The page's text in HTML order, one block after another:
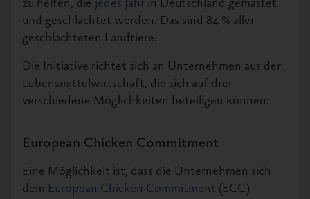
zu helfen, die jedes Jahr in Deutschland gemästet
und geschlachtet werden. Das sind 84 % aller
geschlachteten Landtiere.
Die Initiative richtet sich an Unternehmen aus der
Lebensmittelwirtschaft, die sich auf drei
verschiedene Möglichkeiten beteiligen können:
European Chicken Commitment
Eine Möglichkeit ist, dass die Unternehmen sich
dem European Chicken Commitment (ECC)